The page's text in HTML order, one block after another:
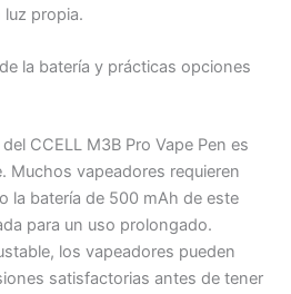
luz propia.
la batería y prácticas opciones
CCELL M3B Pro Vape Pen es
Muchos vapeadores requieren
la batería de 500 mAh de este
para un uso prolongado.
los vapeadores pueden
satisfactorias antes de tener